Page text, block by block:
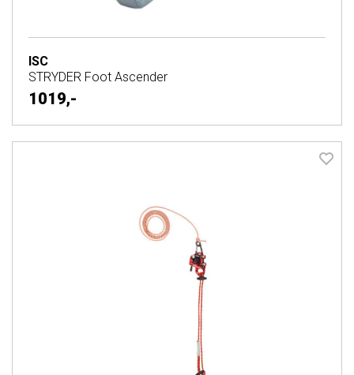
ISC
STRYDER Foot Ascender
1019,-